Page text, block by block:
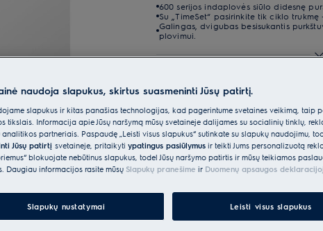
600 serijos indaplovės siūlo didesnę
Su „TimeSet“ pasirinkite tik ciklo
Galingas, dvigubas besisukantis
plovimui.
Red Dot dizaino
kokybės išskirtinumo ženklas
naudoja slapukus, skirtus suasmeninti Jūsų patirtį.
slapukus ir kitas panašias technologijas, kad pagerintume svetainės veikimą, taip
tikslais. Informacija apie Jūsų naršymą mūsų svetainėje dalijamės su socialinių tinklų,
analitikos partneriais. Paspaudę „Leisti visus slapukus“ sutinkate su slapukų naudojimu,
Jūsų patirtį svetainėje, pritaikyti ypatingus pasiūlymus ir teikti Jums personalizuotą
blokuojate nebūtinus slapukus, todėl Jūsų naršymo patirtis ir mūsų teikiamos
Daugiau informacijos rasite mūsų Slapukų pranešime ir Duomenų apsaugos
Slapukų nustatymai Leisti visus slapukus